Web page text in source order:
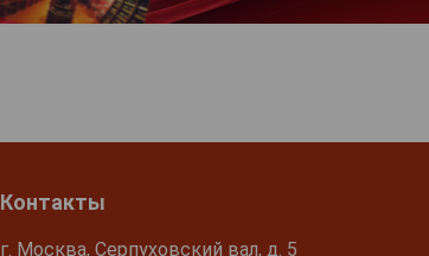
Контакты
г. Москва, Серпуховский вал, д. 5